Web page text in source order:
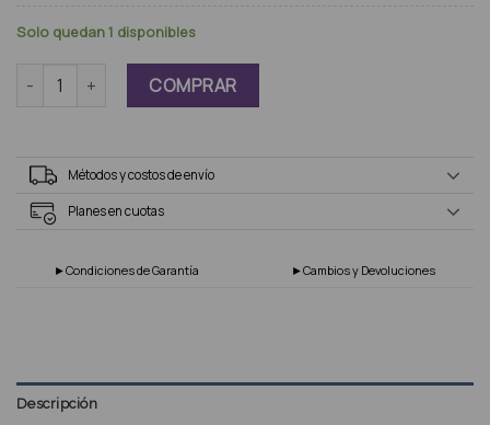
Solo quedan 1 disponibles
Motorola Moto G67 256GB cantidad
COMPRAR
Métodos y costos de envío
Planes en cuotas
►Condiciones de Garantía ►Cambios y Devoluciones
Descripción